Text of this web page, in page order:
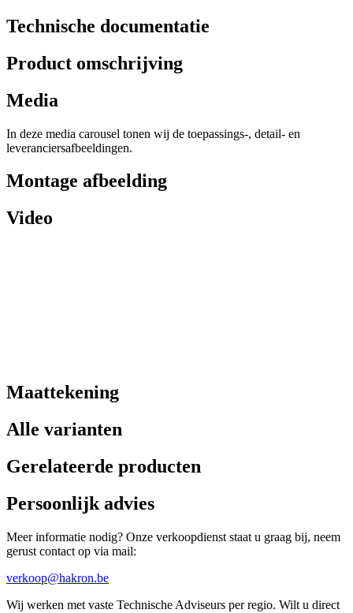
Technische documentatie
Product omschrijving
Media
In deze media carousel tonen wij de toepassings-, detail- en
leveranciersafbeeldingen.
Montage afbeelding
Video
Maattekening
Alle varianten
Gerelateerde producten
Persoonlijk advies
Meer informatie nodig? Onze verkoopdienst staat u graag bij, neem
gerust contact op via mail:
verkoop@hakron.be
Wij werken met vaste Technische Adviseurs per regio. Wilt u direct